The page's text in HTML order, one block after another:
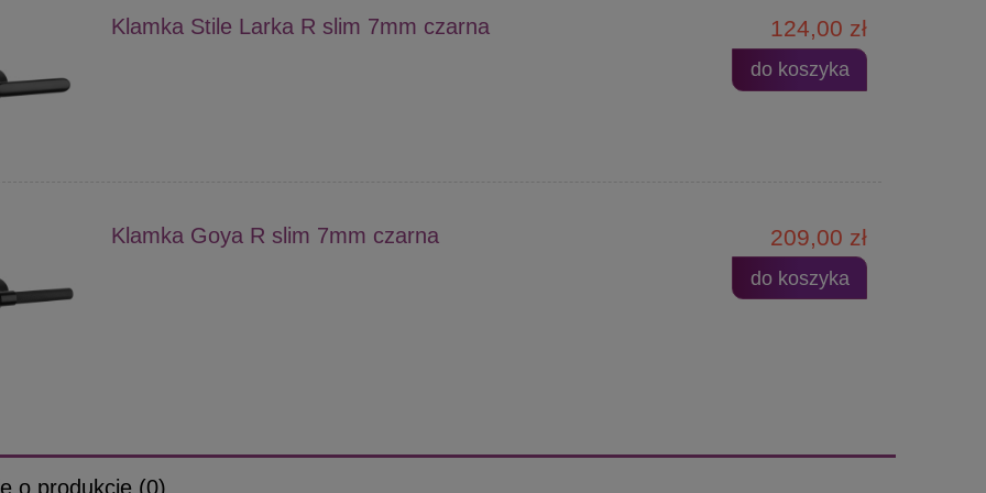
Klamka Stile Larka R slim 7mm czarna 124,00 zł
do koszyka
Klamka Goya R slim 7mm czarna 209,00 zł
do koszyka
o produkcie (0)